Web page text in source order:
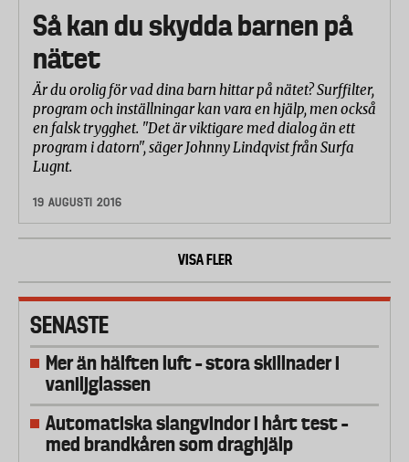
Så kan du skydda barnen på
nätet
Är du orolig för vad dina barn hittar på nätet? Surffilter,
program och inställningar kan vara en hjälp, men också
en falsk trygghet. "Det är viktigare med dialog än ett
program i datorn", säger Johnny Lindqvist från Surfa
Lugnt.
19 AUGUSTI 2016
VISA FLER
SENASTE
Mer än hälften luft – stora skillnader i
vaniljglassen
Automatiska slangvindor i hårt test –
med brandkåren som draghjälp